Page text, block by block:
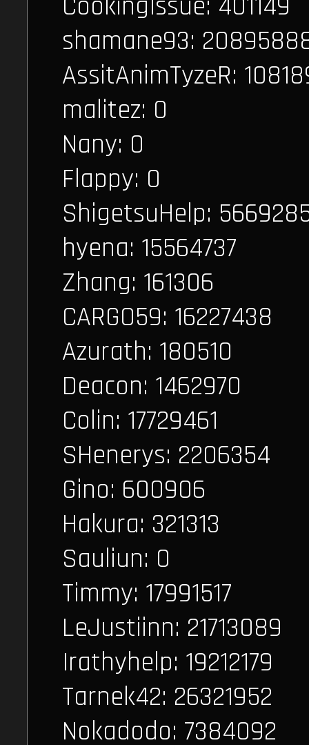
CookingIssue: 401149
shamane93:
AssitAnimTyzeR:
malitez: 0
Nany: 0
Flappy: 0
ShigetsuHelp:
hyena: 15564737
Zhang: 161306
CARGO59: 16227438
Azurath: 180510
Deacon: 1462970
Colin: 17729461
SHenerys: 2206354
Gino: 600906
Hakura: 321313
Sauliun: 0
Timmy: 17991517
LeJustiinn: 21713089
Irathyhelp: 19212179
Tarnek42: 26321952
Nokadodo: 7384092